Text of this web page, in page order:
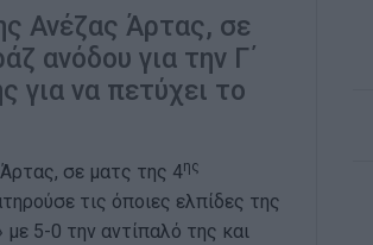
Ανέζας Άρτας, σε
ανόδου για την Γ΄
για να πετύχει το
σε ματς της 4ης
τις όποιες ελπίδες της
5-0 την αντίπαλό της και